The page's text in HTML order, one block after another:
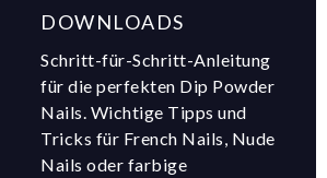
DOWNLOADS
Schritt-für-Schritt-Anleitung
für die perfekten Dip Powder
Nails. Wichtige Tipps und
Tricks für French Nails, Nude
Nails oder farbige